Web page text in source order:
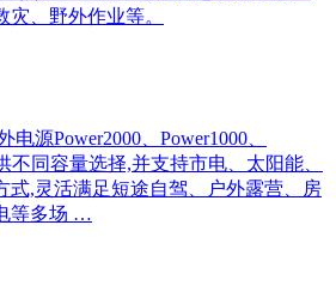
灾、野外作业等。
电源Power2000、Power1000、
不同容量选择,并支持市电、太阳能、
式,灵活满足短途自驾、户外露营、房
等多场 …